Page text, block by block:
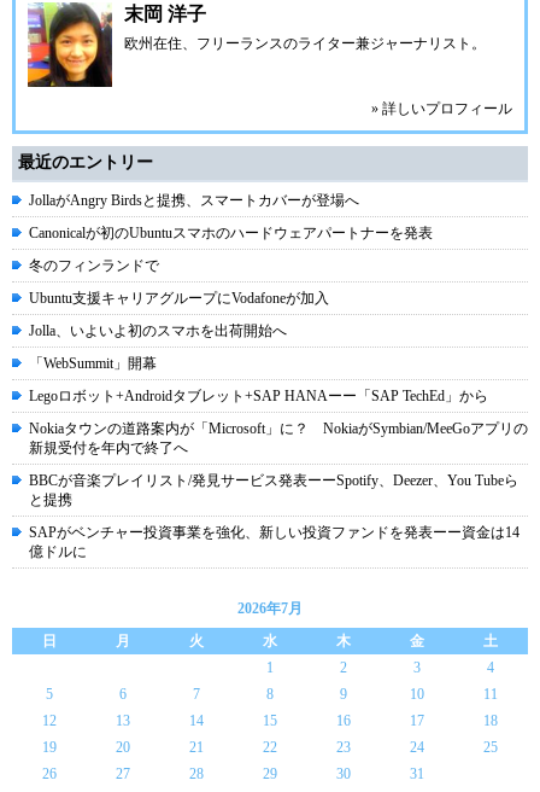
末岡 洋子
欧州在住、フリーランスのライター兼ジャーナリスト。
» 詳しいプロフィール
最近のエントリー
JollaがAngry Birdsと提携、スマートカバーが登場へ
Canonicalが初のUbuntuスマホのハードウェアパートナーを発表
冬のフィンランドで
Ubuntu支援キャリアグループにVodafoneが加入
Jolla、いよいよ初のスマホを出荷開始へ
「WebSummit」開幕
Legoロボット+Androidタブレット+SAP HANAーー「SAP TechEd」から
Nokiaタウンの道路案内が「Microsoft」に？ NokiaがSymbian/MeeGoアプリの
新規受付を年内で終了へ
BBCが音楽プレイリスト/発見サービス発表ーーSpotify、Deezer、You Tubeら
と提携
SAPがベンチャー投資事業を強化、新しい投資ファンドを発表ーー資金は14
億ドルに
2026年7月
日
月 火 水 木 金
土
1
2 3
4
5
6 7 8 9 10
11
12
13 14 15 16 17
18
19
20 21 22 23 24
25
26
27 28 29 30 31